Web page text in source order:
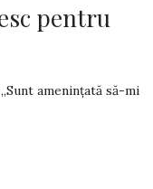
pentru
amenințată să-mi